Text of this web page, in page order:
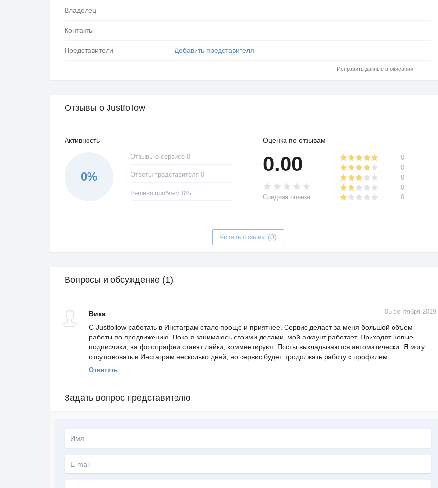
Владелец
Контакты
Представители Добавить представителя
Исправить данные в описании
Отзывы о Justfollow
Активность
0%
Отзывы о сервисе 0
Ответы представителя 0
Решено проблем 0%
Оценка по отзывам
0.00
Средняя оценка
0
0
0
0
0
Читать отзывы (0)
Вопросы и обсуждение (1)
05 сентября 2019
Вика
С Justfollow работать в Инстаграм стало проще и приятнее. Сервис делает за меня большой объем
работы по продвижению. Пока я занимаюсь своими делами, мой аккаунт работает. Приходят новые
подписчики, на фотографии ставят лайки, комментируют. Посты выкладываются автоматически. Я могу
отсутствовать в Инстаграм несколько дней, но сервис будет продолжать работу с профилем.
Ответить
Задать вопрос представителю